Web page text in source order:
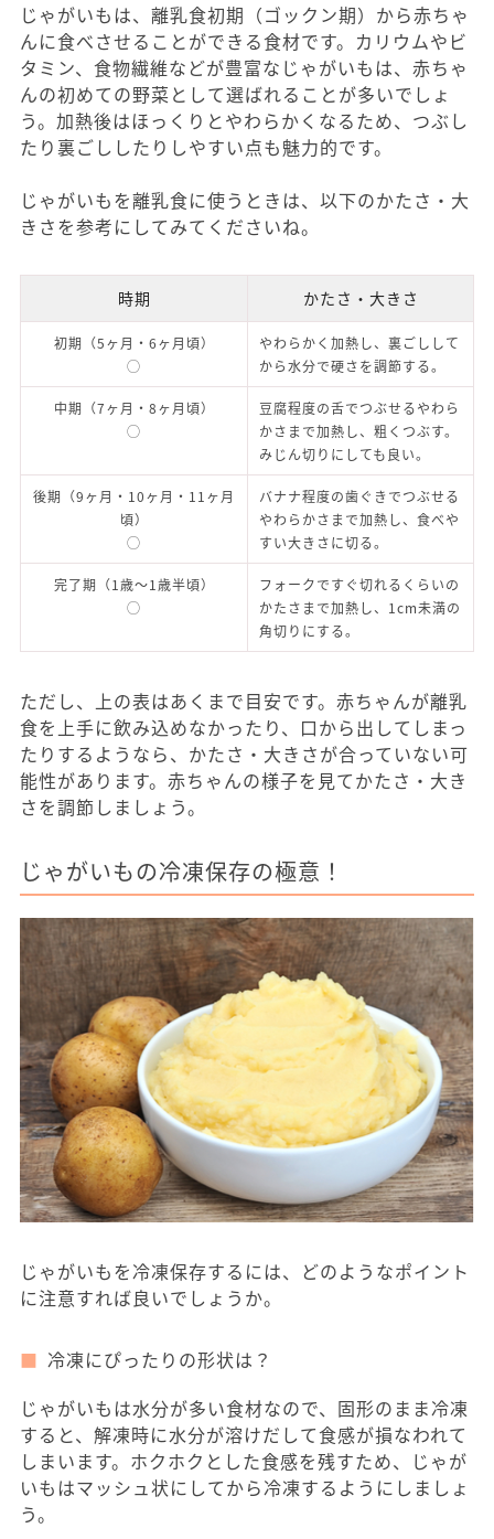
じゃがいもは、離乳食初期（ゴックン期）から赤ちゃ
んに食べさせることができる食材です。カリウムやビ
タミン、食物繊維などが豊富なじゃがいもは、赤ちゃ
んの初めての野菜として選ばれることが多いでしょ
う。加熱後はほっくりとやわらかくなるため、つぶし
たり裏ごししたりしやすい点も魅力的です。
じゃがいもを離乳食に使うときは、以下のかたさ・大
きさを参考にしてみてくださいね。
時期 かたさ・大きさ
初期（5ヶ月・6ヶ月頃）
◯
やわらかく加熱し、裏ごしして
から水分で硬さを調節する。
中期（7ヶ月・8ヶ月頃）
◯
豆腐程度の舌でつぶせるやわら
かさまで加熱し、粗くつぶす。
みじん切りにしても良い。
後期（9ヶ月・10ヶ月・11ヶ月
頃）
◯
バナナ程度の歯ぐきでつぶせる
やわらかさまで加熱し、食べや
すい大きさに切る。
完了期（1歳〜1歳半頃）
◯
フォークですぐ切れるくらいの
かたさまで加熱し、1cm未満の
角切りにする。
ただし、上の表はあくまで目安です。赤ちゃんが離乳
食を上手に飲み込めなかったり、口から出してしまっ
たりするようなら、かたさ・大きさが合っていない可
能性があります。赤ちゃんの様子を見てかたさ・大き
さを調節しましょう。
じゃがいもの冷凍保存の極意！
じゃがいもを冷凍保存するには、どのようなポイント
に注意すれば良いでしょうか。
冷凍にぴったりの形状は？
じゃがいもは水分が多い食材なので、固形のまま冷凍
すると、解凍時に水分が溶けだして食感が損なわれて
しまいます。ホクホクとした食感を残すため、じゃが
いもはマッシュ状にしてから冷凍するようにしましょ
う。